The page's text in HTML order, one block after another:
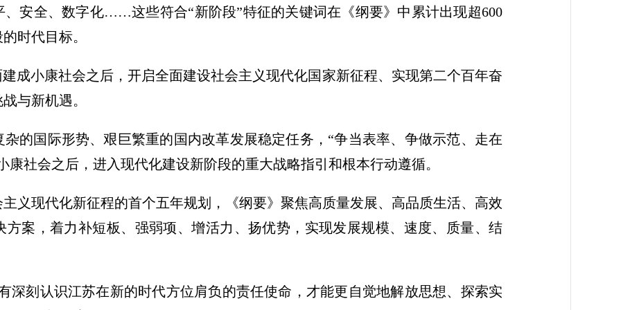
、安全、数字化……这些符合“新阶段”特征的关键词在《纲要》中累计出现超600
时代目标。
成小康社会之后，开启全面建设社会主义现代化国家新征程、实现第二个百年奋
与新机遇。
的国际形势、艰巨繁重的国内改革发展稳定任务，“争当表率、争做示范、走在
康社会之后，进入现代化建设新阶段的重大战略指引和根本行动遵循。
义现代化新征程的首个五年规划，《纲要》聚焦高质量发展、高品质生活、高效
方案，着力补短板、强弱项、增活力、扬优势，实现发展规模、速度、质量、结
深刻认识江苏在新的时代方位肩负的责任使命，才能更自觉地解放思想、探索实